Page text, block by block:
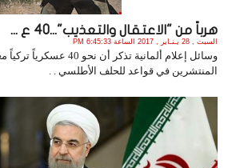
هرباً من "الاعتقال والتعذيب"...40 ع ...
السبت , 28 يـنـاير , 2017 الساعة 6:45:33 PM
وسائل إعلام ألمانية تذكر أن
المنتشرين في قواعد للحلف الأطلسي . .